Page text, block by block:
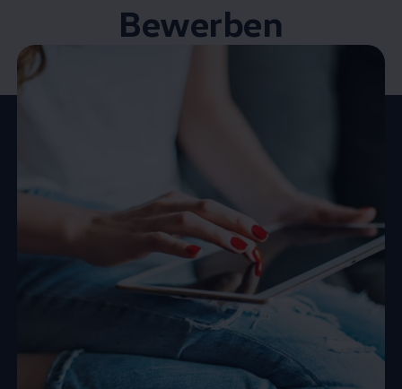
Bewerben